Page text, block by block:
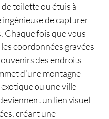
toilette ou étuis à
ingénieuse de capturer
Chaque fois que vous
coordonnées gravées
des endroits
d’une montagne
ou une ville
un lien visuel
créant une